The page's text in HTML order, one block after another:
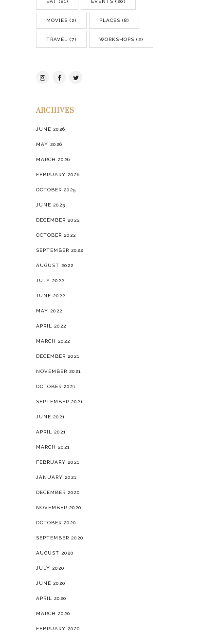
EAT (81) EVENTS (20)
MOVIES (2) PLACES (8)
TRAVEL (7) WORKSHOPS (2)
ARCHIVES
JUNE 2026
MAY 2026
MARCH 2026
FEBRUARY 2026
OCTOBER 2025
JUNE 2023
DECEMBER 2022
OCTOBER 2022
SEPTEMBER 2022
AUGUST 2022
JULY 2022
JUNE 2022
MAY 2022
APRIL 2022
MARCH 2022
DECEMBER 2021
NOVEMBER 2021
OCTOBER 2021
SEPTEMBER 2021
JUNE 2021
APRIL 2021
MARCH 2021
FEBRUARY 2021
JANUARY 2021
DECEMBER 2020
NOVEMBER 2020
OCTOBER 2020
SEPTEMBER 2020
AUGUST 2020
JULY 2020
JUNE 2020
APRIL 2020
MARCH 2020
FEBRUARY 2020